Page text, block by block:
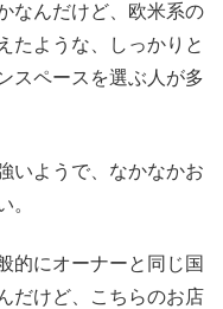
なんだけど、欧米系の
たような、しっかりと
スペースを選ぶ人が多
いようで、なかなかお
。
的にオーナーと同じ国
だけど、こちらのお店